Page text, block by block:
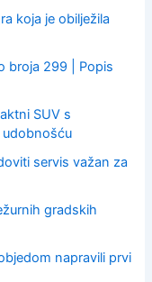
koja je obilježila
broja 299 | Popis
SUV s
servis važan za
gradskih
napravili prvi